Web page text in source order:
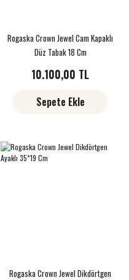
Rogaska Crown Jewel Cam Kapaklı
Düz Tabak 18 Cm
10.100,00 TL
Sepete Ekle
Rogaska Crown Jewel Dikdörtgen